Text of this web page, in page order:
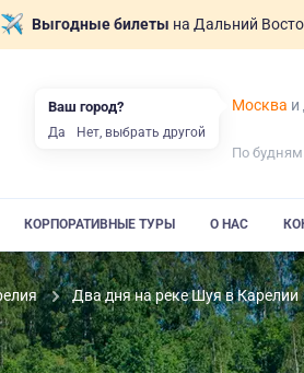
Выгодные билеты на Дальний
Москва и
По будням
КОРПОРАТИВНЫЕ ТУРЫ О НАС
Два дня на реке Шуя в Карелии
Ваш город?
Да Нет, выбрать другой